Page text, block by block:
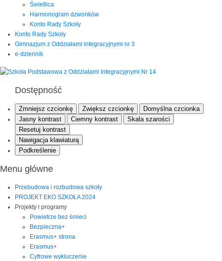
Świetlica
Harmonogram dzwonków
Konto Rady Szkoły
Konto Rady Szkoły
Gimnazjum z Oddziałami integracyjnymi nr 3
e-dziennik
Dostępność
Zmniejsz czcionkę Zwiększ czcionkę
Domyślna czcionka
Jasny kontrast
Ciemny kontrast
Skala szarości
Resetuj kontrast
Nawigacja klawiaturą
Podkreślenie
Menu główne
Przebudowa i rozbudowa szkoły
PROJEKT EKO SZKOŁA 2024
Projekty i programy
Powietrze bez śmieci
Bezpieczna+
Erasmus+ strona
Erasmus+
Cyfrowe wykluczenie